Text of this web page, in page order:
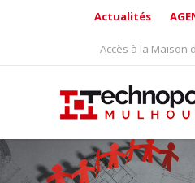
Actualités
Accès à la Maison